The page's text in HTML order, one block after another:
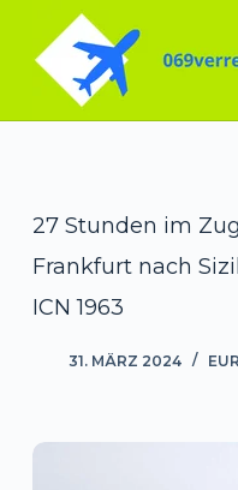
Inhalt
springen
27 Stunden im
Frankfurt nach
ICN 1963
31. MÄRZ 2024